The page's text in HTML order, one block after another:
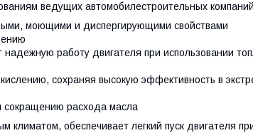
ведущих автомобилестроительных
моющими и диспергирующими свойствами
работу двигателя при использовании
сохраняя высокую эффективность в
сокращению расхода масла
обеспечивает легкий пуск двигателя